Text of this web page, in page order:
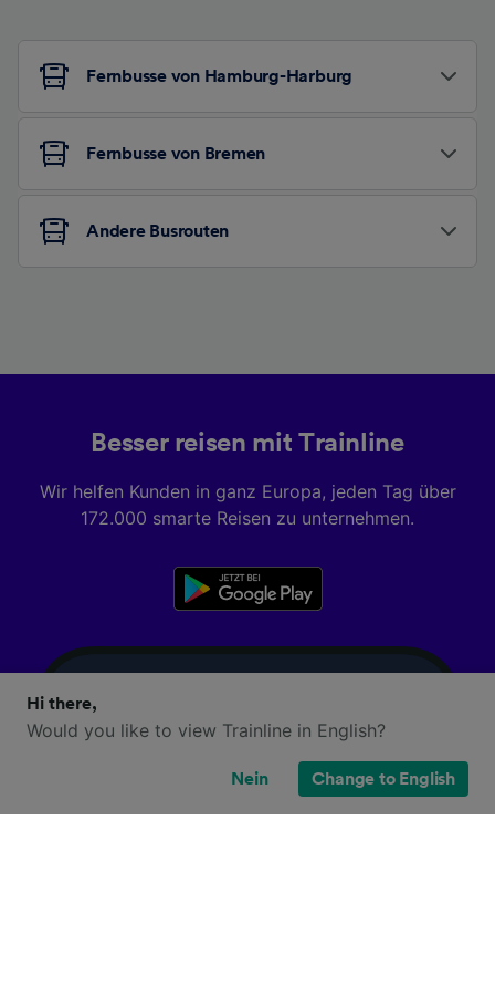
Fernbusse von Hamburg-Harburg
Fernbusse von Bremen
Andere Busrouten
Besser reisen mit Trainline
Wir helfen Kunden in ganz Europa, jeden Tag über
172.000 smarte Reisen zu unternehmen.
Hi there,
Would you like to view Trainline in English?
Nein Change to English